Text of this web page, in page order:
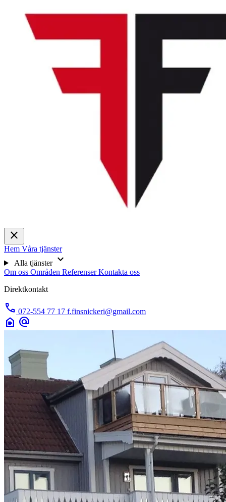
close
Hem Våra tjänster
Alla tjänster expand_more
Om oss Områden ReferenserKontakta oss
Direktkontakt
call 072-554 77 17 f.finsnickeri@gmail.com
camera_indoor alternate_email